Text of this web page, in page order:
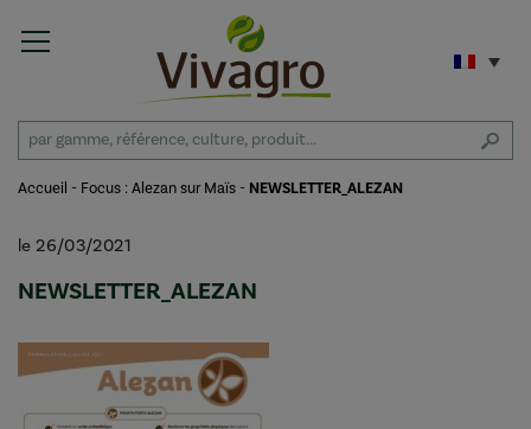
Accueil - Focus : Alezan sur Maïs - NEWSLETTER_ALEZAN
le 26/03/2021
NEWSLETTER_ALEZAN